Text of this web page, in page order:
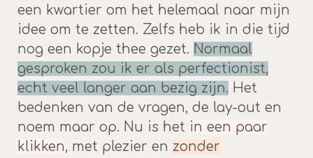
een kwartier om het helemaal naar mijn
idee om te zetten. Zelfs heb ik in die tijd
nog een kopje thee gezet. Normaal
gesproken zou ik er als perfectionist,
echt veel langer aan bezig zijn. Het
bedenken van de vragen, de lay-out en
noem maar op. Nu is het in een paar
klikken, met plezier en zonder